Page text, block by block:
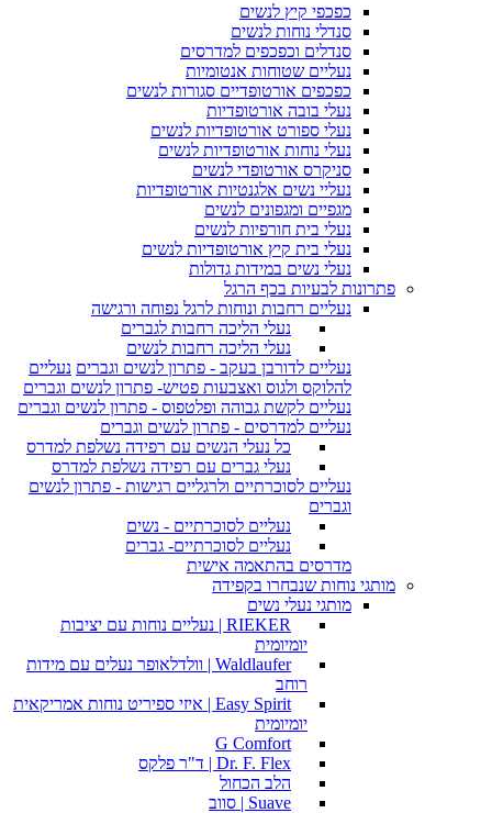
כפכפי קיץ לנשים
סנדלי נוחות לנשים
סנדלים וכפכפים למדרסים
נעליים שטוחות אנטומיות
כפכפים אורטופדיים סגורות לנשים
נעלי בובה אורטופדיות
נעלי ספורט אורטופדיות לנשים
נעלי נוחות אורטופדיות לנשים
סניקרס אורטופדי לנשים
נעליי נשים אלגנטיות אורטופדיות
מגפיים ומגפונים לנשים
נעלי בית חורפיות לנשים
נעלי בית קיץ אורטופדיות לנשים
נעלי נשים במידות גדולות
פתרונות לבעיות בכף הרגל
נעליים רחבות ונוחות לרגל נפוחה ורגישה
נעלי הליכה רחבות לגברים
נעלי הליכה רחבות לנשים
נעליים לדורבן בעקב - פתרון לנשים וגברים נעליים
להלוקס ולגוס ואצבעות פטיש- פתרון לנשים וגברים
נעליים לקשת גבוהה ופלטפוס - פתרון לנשים וגברים
נעליים למדרסים - פתרון לנשים וגברים
כל נעלי הנשים עם רפידה נשלפת למדרס
נעלי גברים עם רפידה נשלפת למדרס
נעליים לסוכרתיים ולרגליים רגישות - פתרון לנשים
וגברים
נעליים לסוכרתיים - נשים
נעליים לסוכרתיים- גברים
מדרסים בהתאמה אישית
מותגי נוחות שנבחרו בקפידה
מותגי נעלי נשים
RIEKER | נעליים נוחות עם יציבות
יומיומית
Waldlaufer | וולדלאופר נעלים עם מידות
רוחב
Easy Spirit | איזי ספיריט נוחות אמריקאית
יומיומית
G Comfort
Dr. F. Flex | ד"ר פלקס
הלב הכחול
Suave | סווב